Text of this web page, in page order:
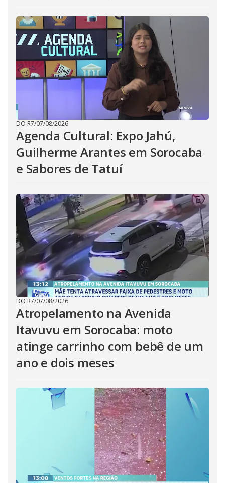
DO R7/07/08/2026
Agenda Cultural: Expo Jahú,
Guilherme Arantes em Sorocaba
e Sabores de Tatuí
DO R7/07/08/2026
Atropelamento na Avenida
Itavuvu em Sorocaba: moto
atinge carrinho com bebê de um
ano e dois meses